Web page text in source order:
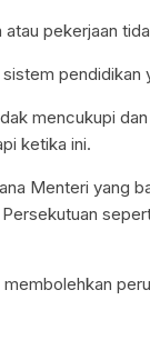
pekerjaan
pendidikan
mencukupi
ketika ini.
Menteri yang